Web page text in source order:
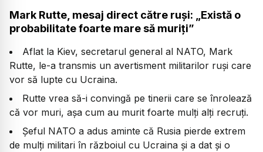
Mark Rutte, mesaj direct către ruși: „Există o
probabilitate foarte mare să muriți”
Aflat la Kiev, secretarul general al NATO, Mark
Rutte, le-a transmis un avertisment militarilor ruși care
vor să lupte cu Ucraina.
Rutte vrea să-i convingă pe tinerii care se înrolează
că vor muri, așa cum au murit foarte mulți alți recruți.
Șeful NATO a adus aminte că Rusia pierde extrem
de mulți militari în războiul cu Ucraina și a dat și o